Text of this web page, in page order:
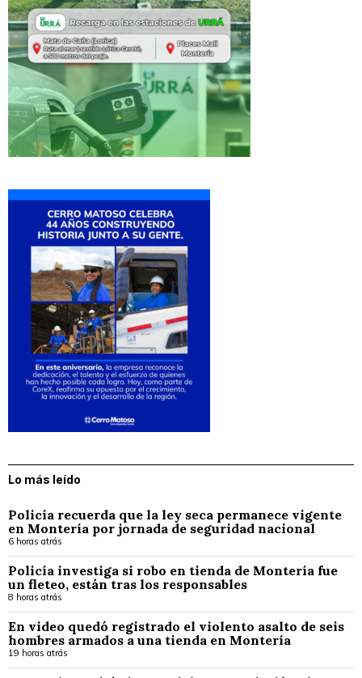
Lo más leído
Policía recuerda que la ley seca permanece vigente
en Montería por jornada de seguridad nacional
6 horas atrás
Policía investiga si robo en tienda de Montería fue
un fleteo, están tras los responsables
8 horas atrás
En video quedó registrado el violento asalto de seis
hombres armados a una tienda en Montería
19 horas atrás